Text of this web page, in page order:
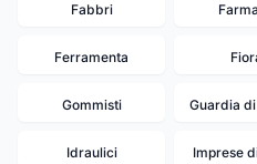
Fabbri
Ferramenta
Gommisti Guardia
Idraulici Imprese